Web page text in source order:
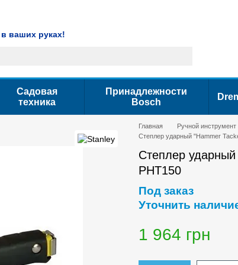
ваших руках!
Садовая
техника
Принадлежности
Bosch
Главная Ручной инструмент
Степлер ударный "Hammer
Степлер
PHT150
Под заказ
Уточнить
1 964 грн